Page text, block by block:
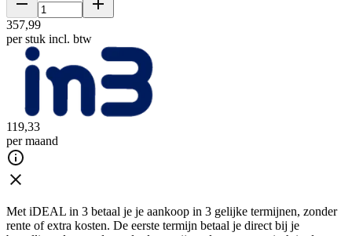
357,99
per stuk incl. btw
119,33
per maand
Met iDEAL in 3 betaal je je aankoop in 3 gelijke termijnen, zonder
rente of extra kosten. De eerste termijn betaal je direct bij je